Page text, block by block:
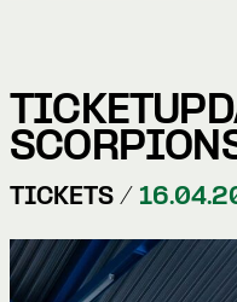
TICKETS /